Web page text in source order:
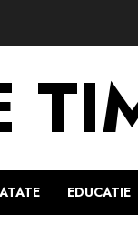
EDUCATIE